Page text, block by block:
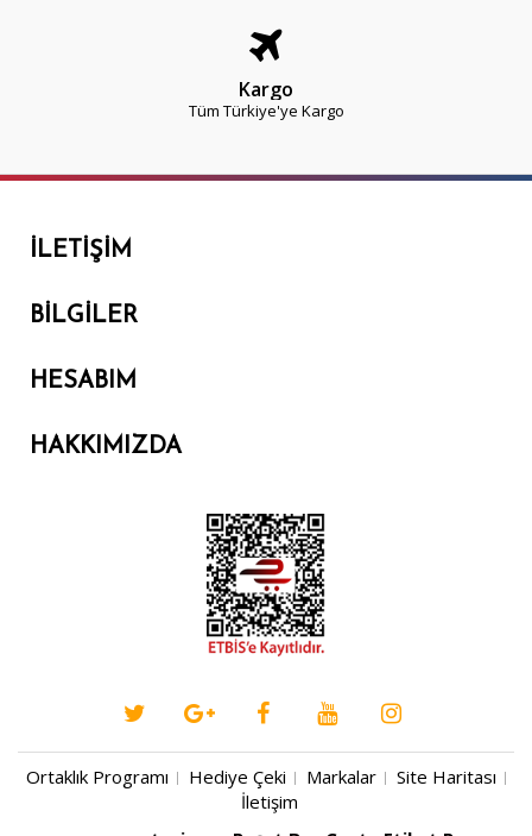
Kargo
Tüm Türkiye'ye Kargo
İLETIŞIM
BILGILER
HESABIM
HAKKIMIZDA
Ortaklık Programı Hediye Çeki Markalar
Site Haritası
İletişim